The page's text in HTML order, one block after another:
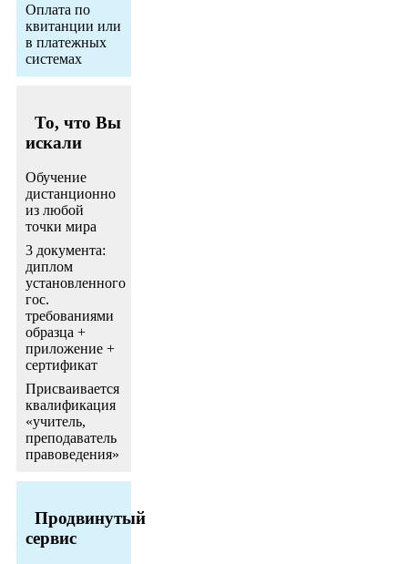
Оплата по
квитанции или
в платежных
системах
То, что Вы
искали
Обучение
дистанционно
из любой
точки мира
3 документа:
диплом
установленного
гос.
требованиями
образца +
приложение +
сертификат
Присваивается
квалификация
«учитель,
преподаватель
правоведения»
Продвинутый
сервис